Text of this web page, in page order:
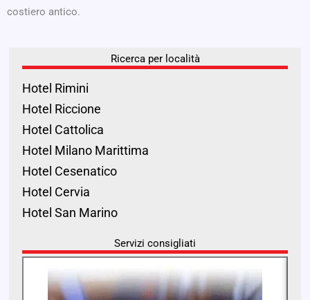
costiero antico.
Ricerca per località
Hotel Rimini
Hotel Riccione
Hotel Cattolica
Hotel Milano Marittima
Hotel Cesenatico
Hotel Cervia
Hotel San Marino
Servizi consigliati